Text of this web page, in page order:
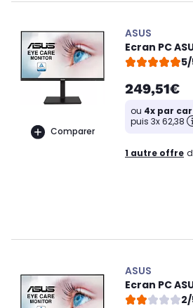
Comparer
ASUS
Ecran PC
249,51€
ou 4x par
puis 3x 62,38
1 autre offre
ASUS
Ecran PC